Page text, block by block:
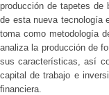
producción de tapetes de
de esta nueva tecnología
toma como metodología
analiza la producción de
sus características, así
capital de trabajo e
financiera.